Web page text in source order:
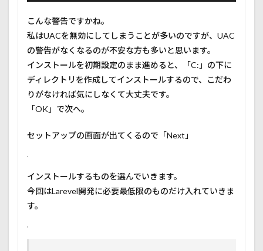
こんな警告ですかね。
私はUACを無効にしてしまうことが多いのですが、UAC
の警告がなくなるのが不安な方も多いと思います。
インストールを初期設定のまま進めると、「C:」の下に
ディレクトリを作成してインストールするので、こだわ
りがなければ気にしなくて大丈夫です。
「OK」で次へ。
セットアップの画面が出てくるので「Next」
インストールするものを選んでいきます。
今回はLarevel開発に必要最低限のものだけ入れていきま
す。